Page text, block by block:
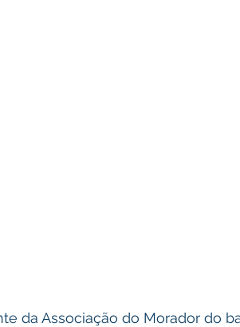
da Associação do Morador do